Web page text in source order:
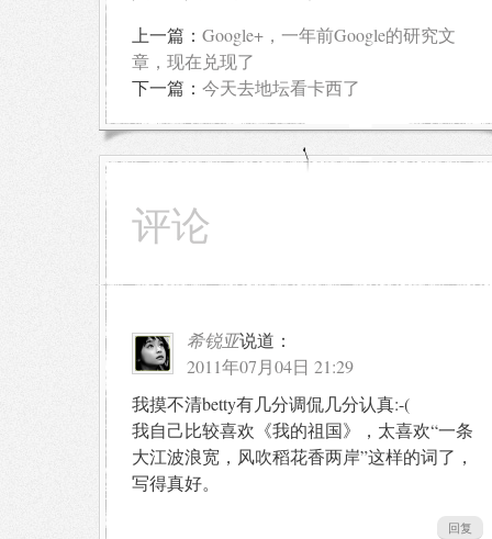
上一篇： Google+，一年前Google的研究文
章，现在兑现了
下一篇： 今天去地坛看卡西了
评论
希锐亚说道：
2011年07月04日 21:29
我摸不清betty有几分调侃几分认真:-(
我自己比较喜欢《我的祖国》，太喜欢“一条
大江波浪宽，风吹稻花香两岸”这样的词了，
写得真好。
回复